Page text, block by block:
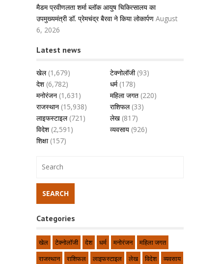
मैडम प्रवीणलता शर्मा ब्लॉक आयुष चिकित्सालय का
उपमुख्यमंत्री डॉ. प्रेमचंद्र बैरवा ने किया लोकार्पण August
6, 2026
Latest news
खेल(1,679) टेक्नोलॉजी(93)
देश(6,782) धर्म(178)
मनोरंजन (1,631) महिला जगत (220)
राजस्थान (15,938) राशिफल(33)
लाइफस्टाइल(721) लेख (817)
विदेश(2,591) व्यवसाय (926)
शिक्षा(157)
Categories
खेल टेक्नोलॉजी देश धर्म मनोरंजन
महिला जगत
राजस्थान
राशिफल लाइफस्टाइल लेख विदेश
व्यवसाय